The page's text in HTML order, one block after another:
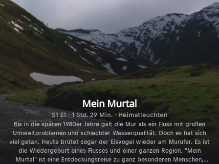
Mein Murtal
S1 E1 · 1 Std. 29 Min. · Heimatleuchten
Bis in die späten 1980er Jahre galt die Mur als ein Fluss mit großen
Umweltproblemen und schlechter Wasserqualität. Doch es hat sich
viel getan. Heute brütet sogar der Eisvogel wieder am Murufer. Es ist
die Wiedergeburt eines Flusses und einer ganzen Region. "Mein
Murtal" ist eine Entdeckungsreise zu ganz besonderen Menschen,